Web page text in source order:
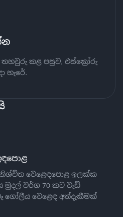
කළ පසුව, එස්ක්‍රෝරු
හැරේ.
නිශ්චිත වෙළෙඳපොළ ඉලක්ක
මුදල් වර්ග 70 කට වැඩි
ගෝලීය වෙළෙඳ අත්දැකීමක්